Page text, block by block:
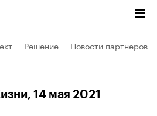
Решение Новости партнеров
, 14 мая 2021